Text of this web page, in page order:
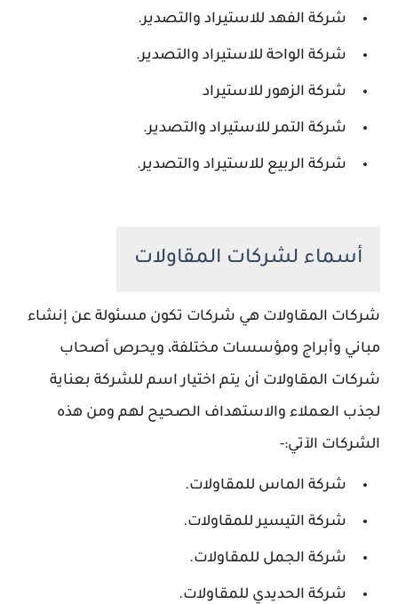
شركة الفهد للاستيراد والتصدير.
شركة الواحة للاستيراد والتصدير.
شركة الزهور للاستيراد
شركة التمر للاستيراد والتصدير.
شركة الربيع للاستيراد والتصدير.
أسماء لشركات المقاولات
شركات المقاولات هي شركات تكون مسئولة عن إنشاء
مباني وأبراج ومؤسسات مختلفة، ويحرص أصحاب
شركات المقاولات أن يتم اختيار اسم للشركة بعناية
لجذب العملاء والاستهداف الصحيح لهم ومن هذه
الشركات الآتي:-
شركة الماس للمقاولات.
شركة التيسير للمقاولات.
شركة الجمل للمقاولات.
شركة الحديدي للمقاولات.